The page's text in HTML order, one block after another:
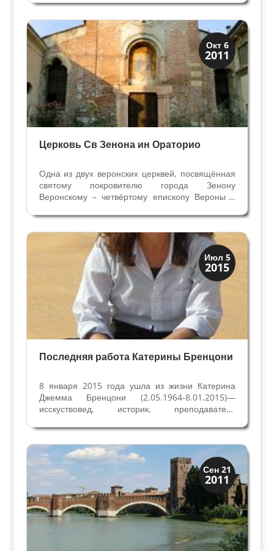
мраморе сделаны с применением
сканирования и установлены на решетку
кладбиша правителей, где они...
Окт 6
2011
Скрытая Верона
Церкви
Церковь Св Зенона ин Ораторио
Одна из двух веронских церквей, посвящённая
святому покровителю города Зенону
Веронскому – четвёртому епископу Вероны в
месте молился и ловил рыбу на берегу реки
Адидже Зенон Веронский. В церкви сохранился
Июл 5
2015
Верона
Веронцы
Последняя работа Катерины Бренцони
8 января 2015 года ушла из жизни Катерина
Джемма Бренцони (2.05.1964-8.01.2015)—
исскуствовед, историк, преподаватель
иследований, книг и замечательная женщина. В
нижней церкви Сан Фермо Верона прощалась с
Катериной. В церкви,...
Сен 21
2011